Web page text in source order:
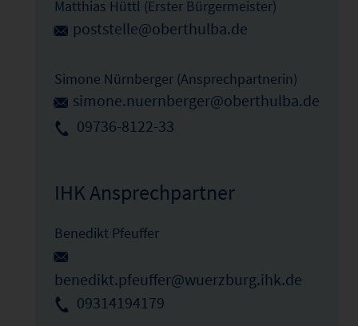
Matthias Hüttl (Erster Bürgermeister)
poststelle@oberthulba.de
Simone Nürnberger (Ansprechpartnerin)
simone.nuernberger@oberthulba.de
09736-8122-33
IHK Ansprechpartner
Benedikt Pfeuffer
benedikt.pfeuffer@wuerzburg.ihk.de
09314194179